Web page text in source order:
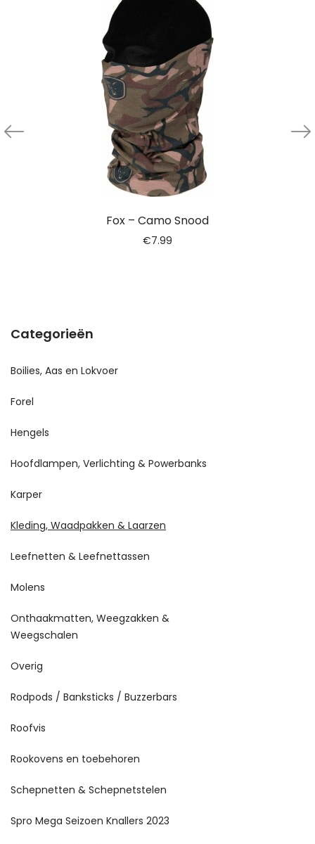
Fox – Camo Snood
€7.99
Categorieën
Boilies, Aas en Lokvoer
Forel
Hengels
Hoofdlampen, Verlichting & Powerbanks
Karper
Kleding, Waadpakken & Laarzen
Leefnetten & Leefnettassen
Molens
Onthaakmatten, Weegzakken &
Weegschalen
Overig
Rodpods / Banksticks / Buzzerbars
Roofvis
Rookovens en toebehoren
Schepnetten & Schepnetstelen
Spro Mega Seizoen Knallers 2023